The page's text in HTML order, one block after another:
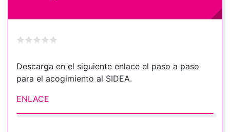
Descarga en el siguiente enlace el paso a paso
para el acogimiento al SIDEA.
ENLACE